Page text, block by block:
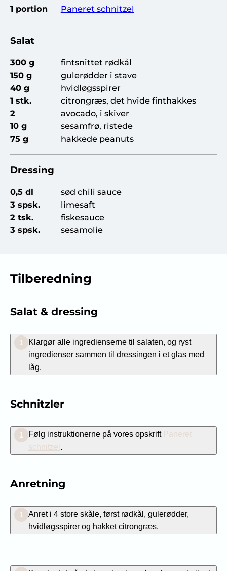
1 portion Paneret schnitzel
Salat
300 g
fintsnittet rødkål
150 g
gulerødder i stave
40 g
hvidløgsspirer
1 stk.
citrongræs, det hvide finthakkes
2
avocado, i skiver
10 g
sesamfrø, ristede
75 g
hakkede peanuts
Dressing
0,5 dl
sød chili sauce
3 spsk.
limesaft
2 tsk.
fiskesauce
3 spsk.
sesamolie
Tilberedning
Salat & dressing
1
Klargør alle ingredienserne til salaten, og ryst
ingredienser sammen til dressingen i et glas med
låg.
Schnitzler
1 Følg instruktionerne på vores opskrift Paneret
schnitzel.
Anretning
1
Anret i 4 store skåle, først rødkål, gulerødder,
hvidløgsspirer og hakket citrongræs.